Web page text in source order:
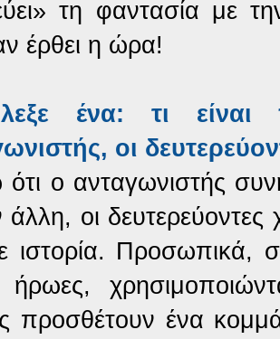
τη φαντασία με
έρθει η ώρα!
ένα: τι
οι
ότι ο ανταγωνιστής
οι δευτερεύοντες
ιστορία. Προσωπικά,
ήρωες,
προσθέτουν ένα